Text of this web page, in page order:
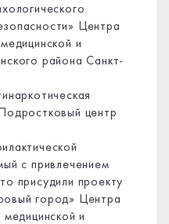
Центра
и
района Санкт-
центр
с привлечением
присудили проекту
город» Центра
медицинской и